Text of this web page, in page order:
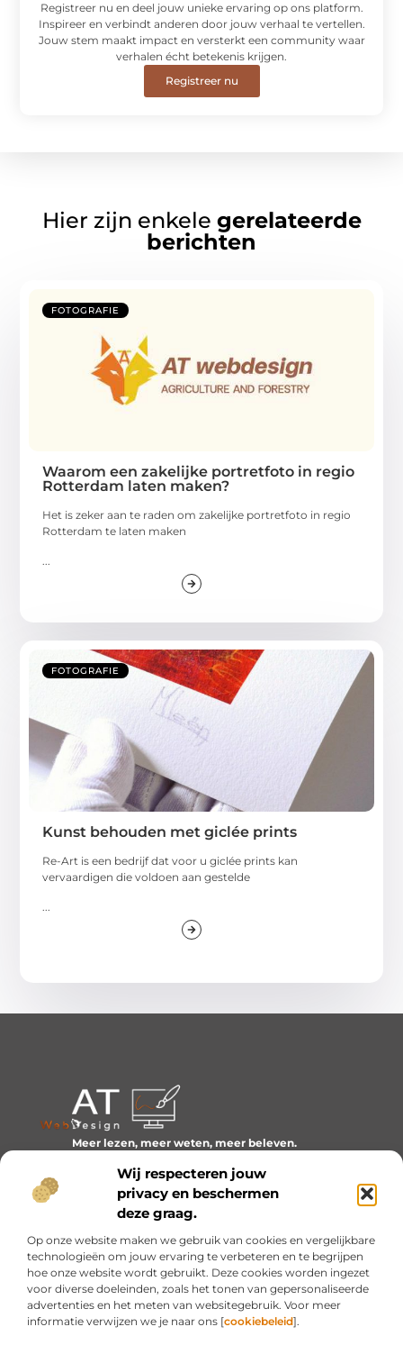
Wij respecteren jouw
privacy en beschermen
deze graag.
Op onze website maken we gebruik van cookies en vergelijkbare
technologieën om jouw ervaring te verbeteren en te begrijpen
hoe onze website wordt gebruikt. Deze cookies worden ingezet
voor diverse doeleinden, zoals het tonen van gepersonaliseerde
advertenties en het meten van websitegebruik. Voor meer
informatie verwijzen we je naar ons [cookiebeleid].
Registreer nu en deel jouw unieke ervaring op ons platform.
Inspireer en verbindt anderen door jouw verhaal te vertellen.
Jouw stem maakt impact en versterkt een community waar
verhalen écht betekenis krijgen.
Registreer nu
Hier zijn enkele gerelateerde
berichten
FOTOGRAFIE
Waarom een zakelijke portretfoto in regio
Rotterdam laten maken?
Het is zeker aan te raden om zakelijke portretfoto in regio
Rotterdam te laten maken
FOTOGRAFIE
Kunst behouden met giclée prints
Re-Art is een bedrijf dat voor u giclée prints kan
vervaardigen die voldoen aan gestelde
Meer lezen, meer weten, meer beleven.
het dagelijks leven boeiend maakt.
Bericht categorie
Onze informatie